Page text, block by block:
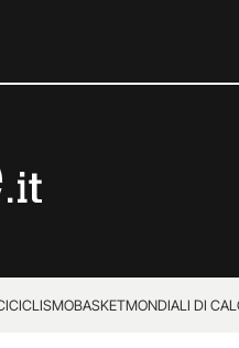
CICLISMOBASKETMONDIALI DI